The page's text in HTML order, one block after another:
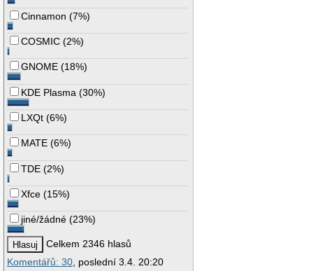
Cinnamon (7%)
COSMIC (2%)
GNOME (18%)
KDE Plasma (30%)
LXQt (6%)
MATE (6%)
TDE (2%)
Xfce (15%)
jiné/žádné (23%)
Celkem 2346 hlasů
Komentářů: 30 , poslední 3.4. 20:20